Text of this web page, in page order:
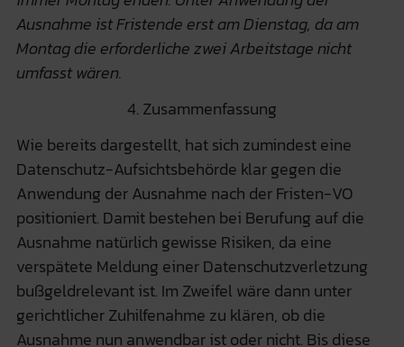
Ausnahme ist Fristende erst am Dienstag, da am
Montag die erforderliche zwei Arbeitstage nicht
umfasst wären.
4. Zusammenfassung
Wie bereits dargestellt, hat sich zumindest eine
Datenschutz-Aufsichtsbehörde klar gegen die
Anwendung der Ausnahme nach der Fristen-VO
positioniert. Damit bestehen bei Berufung auf die
Ausnahme natürlich gewisse Risiken, da eine
verspätete Meldung einer Datenschutzverletzung
bußgeldrelevant ist. Im Zweifel wäre dann unter
gerichtlicher Zuhilfenahme zu klären, ob die
Ausnahme nun anwendbar ist oder nicht. Bis diese